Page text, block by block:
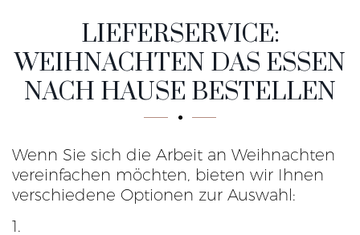
LIEFERSERVICE:
WEIHNACHTEN DAS ESSEN
NACH HAUSE BESTELLEN
Wenn Sie sich die Arbeit an Weihnachten
vereinfachen möchten, bieten wir Ihnen
verschiedene Optionen zur Auswahl: